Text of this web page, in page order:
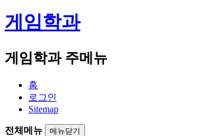
게임학과
게임학과 주메뉴
홈
로그인
Sitemap
전체메뉴 메뉴닫기